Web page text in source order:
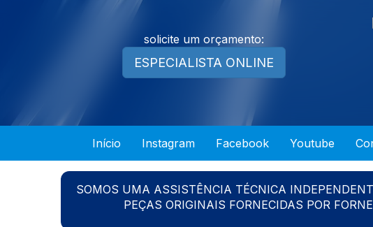
solicite um orçamento:
ESPECIALISTA ONLINE
Início Instagram Facebook Youtube
SOMOS UMA ASSISTÊNCIA TÉCNICA
PEÇAS ORIGINAIS FORNECIDAS POR